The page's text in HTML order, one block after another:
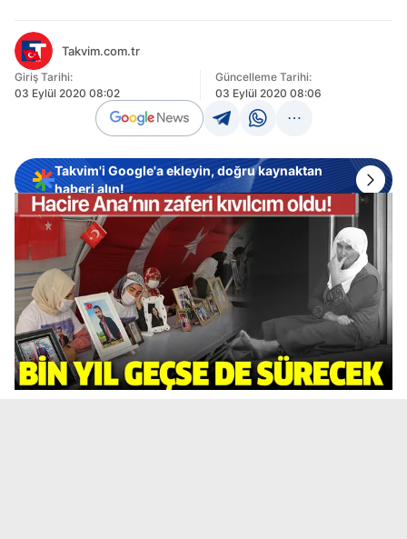
Takvim.com.tr
Giriş Tarihi:
03 Eylül 2020 08:02
Güncelleme Tarihi:
03 Eylül 2020 08:06
Takvim'i Google'a ekleyin, doğru kaynaktan
haberi alın!